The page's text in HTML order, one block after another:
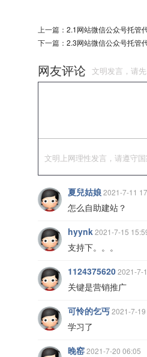
上一篇： 2.1网站微信公众号托管
下一篇： 2.3网站微信公众号托管
网友评论 文明发言，请先
文明上网理性发言，请遵守国
夏兒姑娘2021-7-11
怎么自助建站？
hyynk2021-7-15
支持下。。。
11243756202021-7-
关键是营销推广
可怜的乞丐2021-7-
学习了
晚窑2021-7-20 06:05